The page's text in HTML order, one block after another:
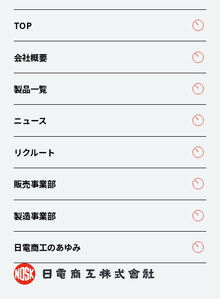
TOP
会社概要
製品一覧
ニュース
リクルート
販売事業部
製造事業部
日電商工のあゆみ